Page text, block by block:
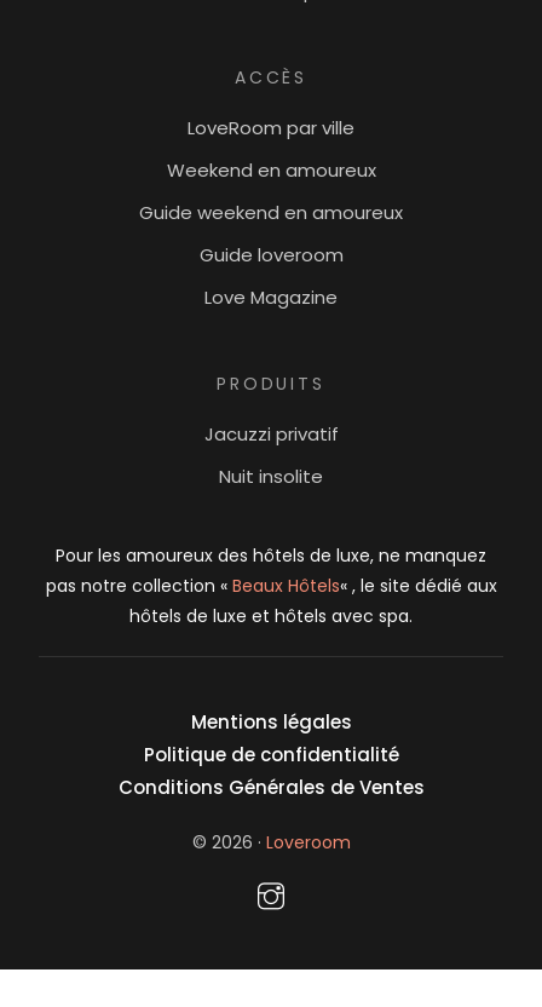
ACCÈS
LoveRoom par ville
Weekend en amoureux
Guide weekend en amoureux
Guide loveroom
Love Magazine
PRODUITS
Jacuzzi privatif
Nuit insolite
Pour les amoureux des hôtels de luxe, ne manquez
pas notre collection « Beaux Hôtels« , le site dédié aux
hôtels de luxe et hôtels avec spa.
Mentions légales
Politique de confidentialité
Conditions Générales de Ventes
© 2026 · Loveroom